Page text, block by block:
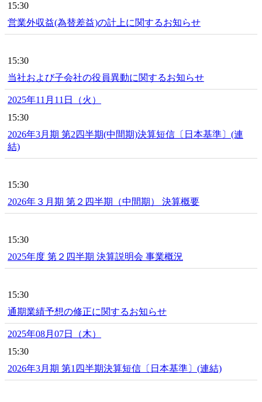
15:30
営業外収益(為替差益)の計上に関するお知らせ
15:30
当社および子会社の役員異動に関するお知らせ
2025年11月11日（火）
15:30
2026年3月期 第2四半期(中間期)決算短信〔日本基準〕(連
結)
15:30
2026年３月期 第２四半期（中間期） 決算概要
15:30
2025年度 第２四半期 決算説明会 事業概況
15:30
通期業績予想の修正に関するお知らせ
2025年08月07日（木）
15:30
2026年3月期 第1四半期決算短信〔日本基準〕(連結)